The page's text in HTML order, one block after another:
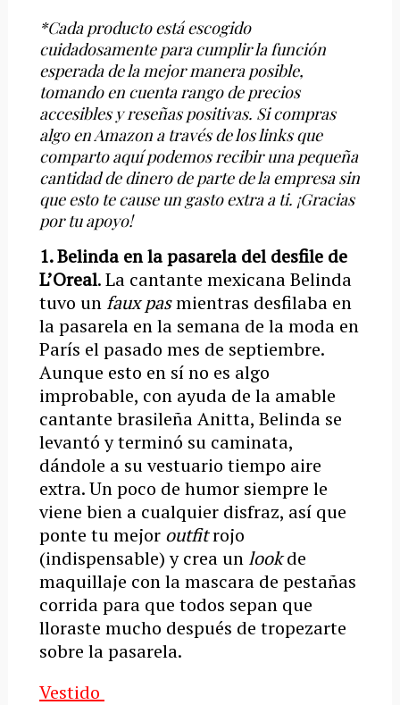
*Cada producto está escogido
cuidadosamente para cumplir la función
esperada de la mejor manera posible,
tomando en cuenta rango de precios
accesibles y reseñas positivas. Si compras
algo en Amazon a través de los links que
comparto aquí podemos recibir una pequeña
cantidad de dinero de parte de la empresa sin
que esto te cause un gasto extra a ti. ¡Gracias
por tu apoyo!
1. Belinda en la pasarela del desfile de
L’Oreal. La cantante mexicana Belinda
tuvo un faux pasmientras desfilaba en
la pasarela en la semana de la moda en
París el pasado mes de septiembre.
Aunque esto en sí no es algo
improbable, con ayuda de la amable
cantante brasileña Anitta, Belinda se
levantó y terminó su caminata,
dándole a su vestuario tiempo aire
extra. Un poco de humor siempre le
viene bien a cualquier disfraz, así que
ponte tu mejor outfitrojo
(indispensable) y crea un lookde
maquillaje con la mascara de pestañas
corrida para que todos sepan que
lloraste mucho después de tropezarte
sobre la pasarela.
Vestido